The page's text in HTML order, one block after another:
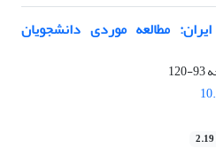
مطالعه موردی دانشجویان
93-120